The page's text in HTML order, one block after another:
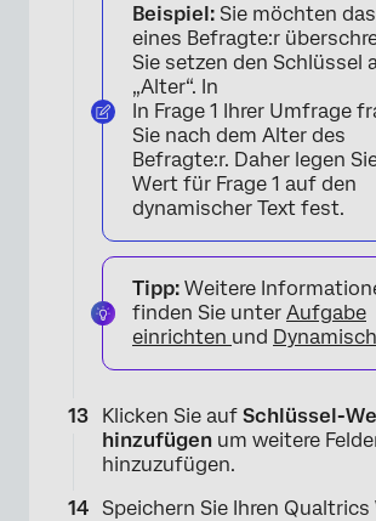
Beispiel: Sie möchten
eines Befragte:r
Sie setzen den Schlüssel
„Alter“. In
In Frage 1 Ihrer Umfrage
Sie nach dem Alter des
Befragte:r. Daher legen
Wert für Frage 1 auf den
dynamischer Text fest.
Tipp: Weitere
finden Sie unter Aufgabe
einrichten und
Klicken Sie auf Schlüssel-
hinzufügen um weitere
hinzuzufügen.
Speichern Sie Ihren